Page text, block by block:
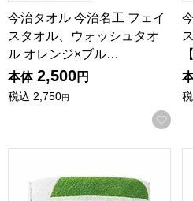
今治タオル 今治名工 フェイ
スタオル、ウォッシュタオ
ル オレンジ×ブル…
本体 2,500円
税込 2,750円
お